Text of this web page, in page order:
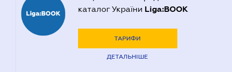
каталог України Liga:BOOK
ТАРИФИ
ДЕТАЛЬНІШЕ